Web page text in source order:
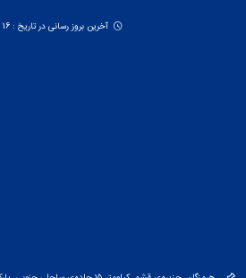
آخرین بروز رسانی در تاریخ : 16 مهر 1400